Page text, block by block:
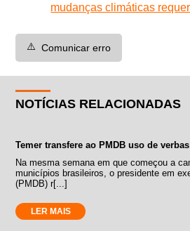
mudanças climáticas
⚠️ Comunicar erro
NOTÍCIAS RELACIONADAS
Temer transfere ao PMDB uso de
Na mesma semana em que começou a
municípios brasileiros, o presidente em
(PMDB) r[...]
LER MAIS